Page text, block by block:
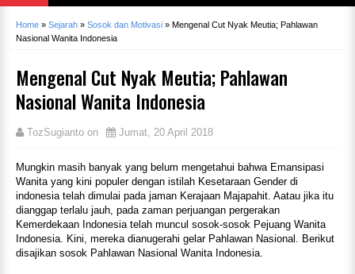
Home » Sejarah » Sosok dan Motivasi » Mengenal Cut Nyak Meutia; Pahlawan
Nasional Wanita Indonesia
Mengenal Cut Nyak Meutia; Pahlawan
Nasional Wanita Indonesia
TozSugianto on Jumat, 20 April 2018
Mungkin masih banyak yang belum mengetahui bahwa Emansipasi
Wanita yang kini populer dengan istilah Kesetaraan Gender di
indonesia telah dimulai pada jaman Kerajaan Majapahit. Aatau jika itu
dianggap terlalu jauh, pada zaman perjuangan pergerakan
Kemerdekaan Indonesia telah muncul sosok-sosok Pejuang Wanita
Indonesia. Kini, mereka dianugerahi gelar Pahlawan Nasional. Berikut
disajikan sosok Pahlawan Nasional Wanita Indonesia.